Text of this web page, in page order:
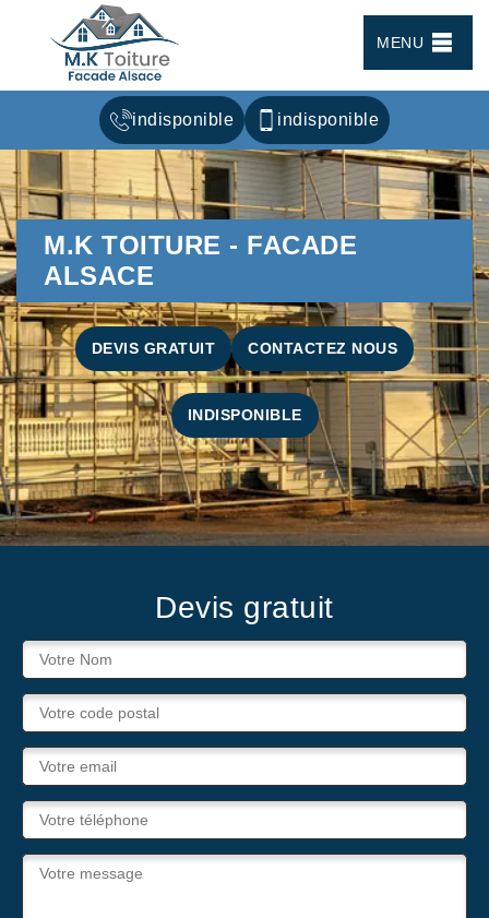
MENU
indisponible indisponible
M.K TOITURE - FACADE
ALSACE
DEVIS GRATUIT CONTACTEZ NOUS
INDISPONIBLE
Devis gratuit